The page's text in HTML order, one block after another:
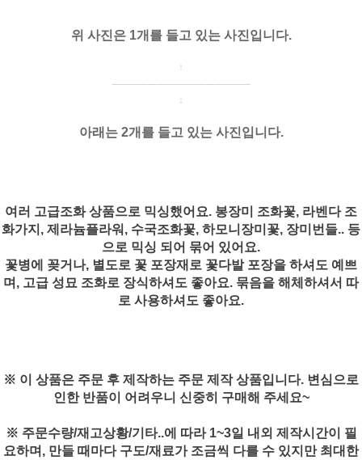
위 사진은 1개를 들고 있는 사진입니다.
↑
───────────────────
↓
아래는 2개를 들고 있는 사진입니다.
여러 고급조화 상품으로 믹싱했어요. 봉장미 조화꽃, 라벤다 조
화가지, 제라늄플라워, 수국조화꽃, 하모니장미꽃, 장미번들.. 등
으로 믹싱 되어 묶어 있어요.
꽃병에 꽂거나, 별도로 꽃 포장재로 꽃다발 포장을 하셔도 예쁘
며, 고급 성묘 조화로 장식하셔도 좋아요. 묶음을 해체하셔서 따
로 사용하셔도 좋아요.
※ 이 상품은 주문 후 제작하는 주문 제작 상품입니다. 변심으로
인한 반품이 어려우니 신중히 구매해 주세요~
※ 주문수량/재고상황/기타..에 따라 1~3일 내외 제작시간이 필
요하며, 만들 때마다 구도/재료가 조금씩 다를 수 있지만 최대한